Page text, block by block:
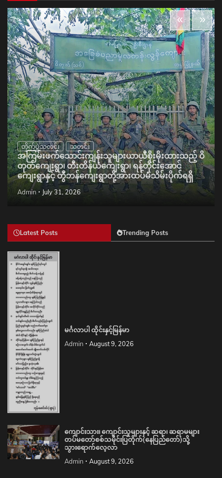
တိုက်ပွဲသတင်း သတင်း
အကြမ်းဖက်သောင်းကျန်းသူများယာယီစိုးမိုးထားသည့် ဝိ
တုတ်ကျေးရွာ၊ တီးတိန်ယံကျေးရွာ၊ ရန်တိုင်းအောင်
ကျေးရွာနှင့် တွီဘန်ကျေးရွာတို့အားထပ်မံသိမ်းပိုက်ရရှိ
Admin July 31, 2026
Latest Posts Trending Posts
မင်္ဂလာပါ ထိုင်းနှင့်မြန်မာ
Admin August 9, 2026
ကျောင်းသား၊ ကျောင်းသူများနှင့် ဆရာ၊ ဆရာမများ
တပ်မတော်စစ်သမိုင်းပြတိုက်(နေပြည်တော်)သို့
သွားရောက်လေ့လာ
Admin August 9, 2026